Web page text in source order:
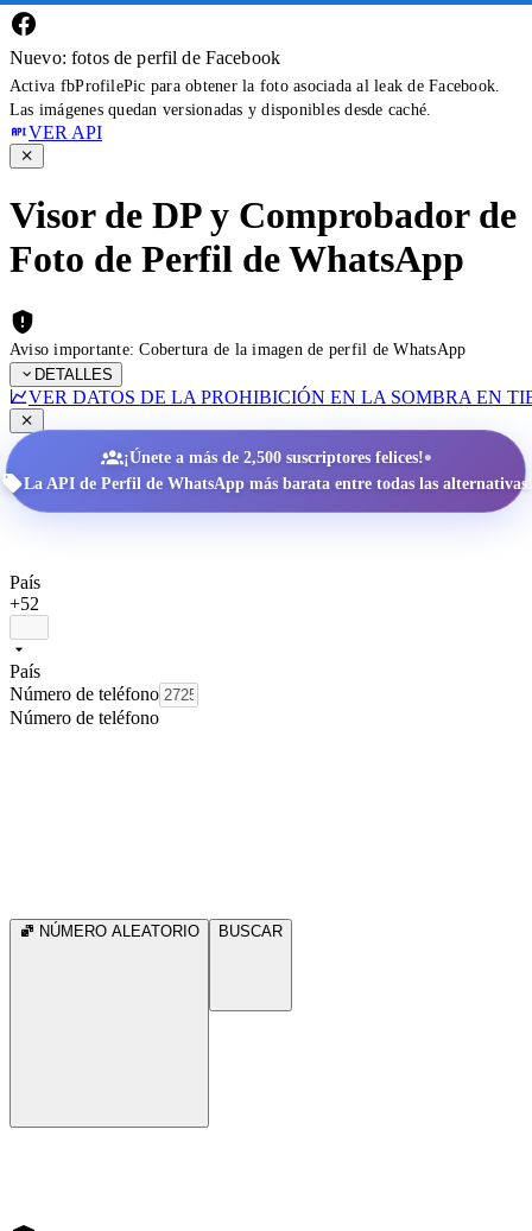
Nuevo: fotos de perfil de Facebook
Activa fbProfilePic para obtener la foto asociada al leak de Facebook.
Las imágenes quedan versionadas y disponibles desde caché.
VER API
Visor de DP y Comprobador de
Foto de Perfil de WhatsApp
Aviso importante: Cobertura de la imagen de perfil de WhatsApp
DETALLES
VER DATOS DE LA PROHIBICIÓN EN LA SOMBRA EN
¡Únete a más de 2,500 suscriptores felices!•
La API de Perfil de WhatsApp más barata entre todas las alternativas.
País
+52
País
Número de teléfono
Número de teléfono
NÚMERO ALEATORIO BUSCAR